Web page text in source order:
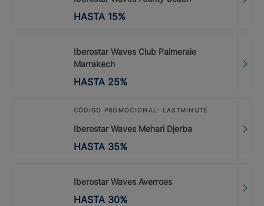
HASTA 15%
Iberostar Waves Club Palmeraie
Marrakech
HASTA 25%
CÓDIGO PROMOCIONAL: LASTMINUTE
Iberostar Waves Mehari Djerba
HASTA 35%
Iberostar Waves Averroes
HASTA 30%